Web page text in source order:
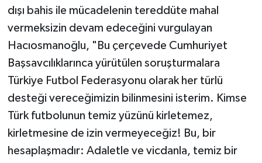
dışı bahis ile mücadelenin tereddüte mahal
vermeksizin devam edeceğini vurgulayan
Hacıosmanoğlu, "Bu çerçevede Cumhuriyet
Başsavcılıklarınca yürütülen soruşturmalara
Türkiye Futbol Federasyonu olarak her türlü
desteği vereceğimizin bilinmesini isterim. Kimse
Türk futbolunun temiz yüzünü kirletemez,
kirletmesine de izin vermeyeceğiz! Bu, bir
hesaplaşmadır: Adaletle ve vicdanla, temiz bir